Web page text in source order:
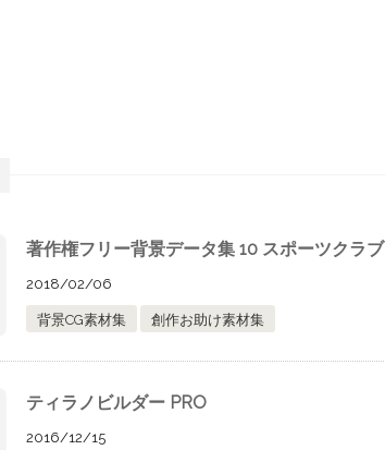
著作権フリー背景データ集 10 スポーツクラブ
2018/02/06
背景CG素材集 創作お助け素材集
ティラノビルダー PRO
2016/12/15